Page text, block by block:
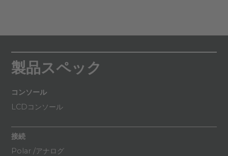
製品スペック
コンソール
LCDコンソール
接続
Polar /アナログ